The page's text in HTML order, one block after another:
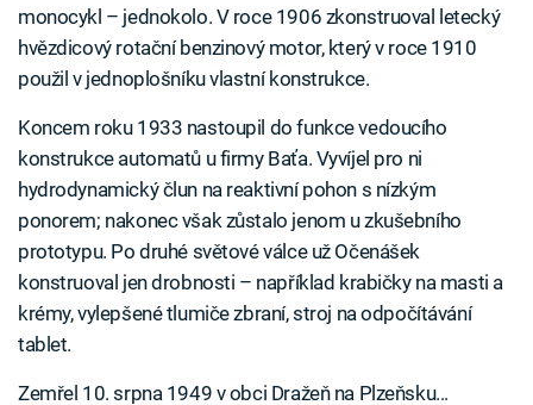
monocykl – jednokolo. V roce 1906 zkonstruoval letecký
hvězdicový rotační benzinový motor, který v roce 1910
použil v jednoplošníku vlastní konstrukce.
Koncem roku 1933 nastoupil do funkce vedoucího
konstrukce automatů u firmy Baťa. Vyvíjel pro ni
hydrodynamický člun na reaktivní pohon s nízkým
ponorem; nakonec však zůstalo jenom u zkušebního
prototypu. Po druhé světové válce už Očenášek
konstruoval jen drobnosti – například krabičky na masti a
krémy, vylepšené tlumiče zbraní, stroj na odpočítávání
tablet.
Zemřel 10. srpna 1949 v obci Dražeň na Plzeňsku...